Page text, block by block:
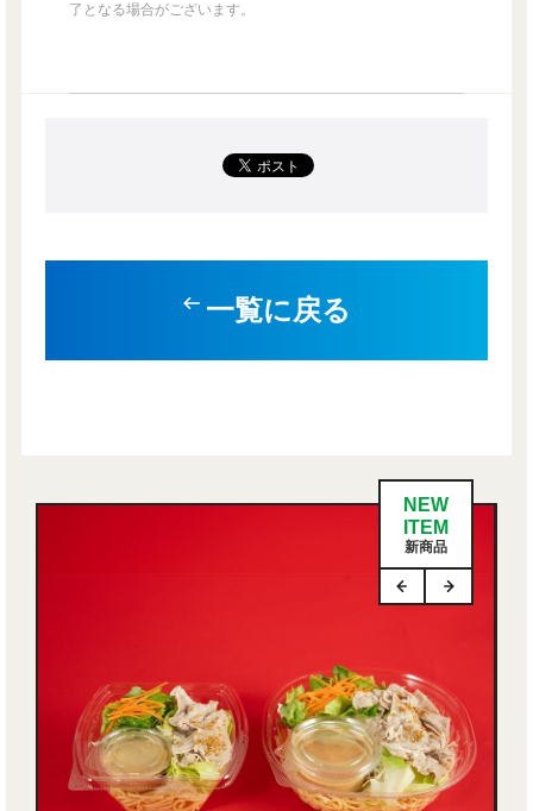
了となる場合がございます。
一覧に戻る
NEW
ITEM
新商品